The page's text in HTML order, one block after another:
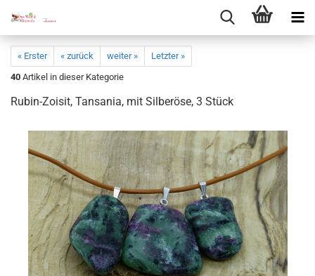
« Erster « zurück weiter »
Letzter »
40 Artikel in dieser Kategorie
Rubin-​Zoisit, Tan­sa­nia, mit Sil­ber­ö­se, 3 Stück